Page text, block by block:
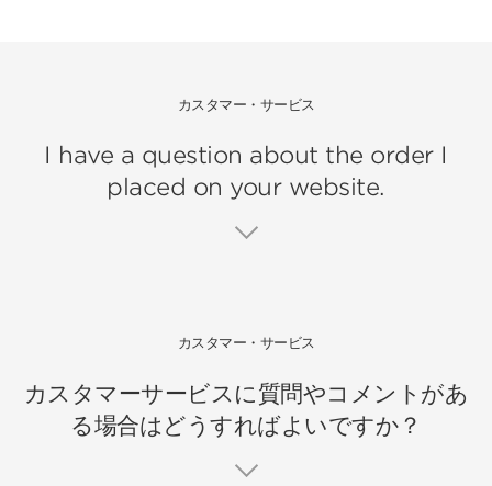
カスタマー・サービス
I have a question about the order I
placed on your website.
カスタマー・サービス
カスタマーサービスに質問やコメントがあ
る場合はどうすればよいですか？